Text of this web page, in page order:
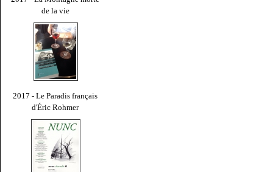
de la vie
2017 - Le Paradis français
d'Éric Rohmer